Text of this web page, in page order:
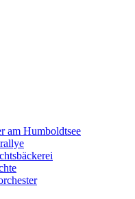
am Humboldtsee